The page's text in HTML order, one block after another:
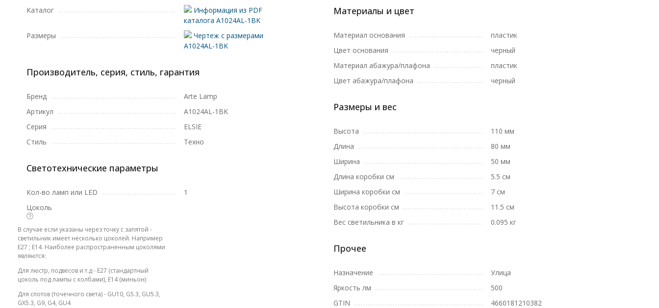
Каталог
Информация из PDF
каталога A1024AL-1BK
Размеры
Чертеж с размерами
A1024AL-1BK
Производитель, серия, стиль, гарантия
Бренд
Arte Lamp
Артикул
A1024AL-1BK
Серия
ELSIE
Стиль
Техно
Светотехнические параметры
Кол-во ламп или LED
1
Цоколь
В случае если указаны через точку с запятой -
светильник имеет несколько цоколей. Например
E27 ; E14. Наиболее распространенным цоколями
являются:
Для люстр, подвесов и т.д - E27 (стандартный
цоколь под лампы с колбами), E14 (миньон)
Для спотов (точечного света) - GU10, G5.3, GU5.3,
GX5.3, G9, G4, GU4
Материалы и цвет
Материал основания
пластик
Цвет основания
черный
Материал абажура/плафона
пластик
Цвет абажура/плафона
черный
Размеры и вес
Высота
110 мм
Длина
80 мм
Ширина
50 мм
Длина коробки см
5.5 см
Ширина коробки см
7 см
Высота коробки см
11.5 см
Вес светильника в кг
0.095 кг
Прочее
Назначение
Улица
Яркость лм
500
GTIN
4660181210382